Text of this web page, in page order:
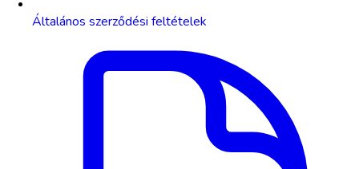
Általános szerződési feltételek